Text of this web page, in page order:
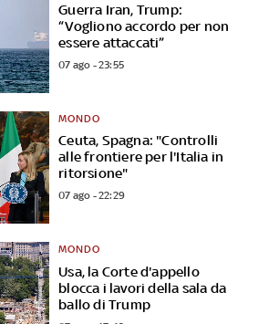
Guerra Iran, Trump:
“Vogliono accordo per non
essere attaccati”
07 ago - 23:55
Ceuta, Spagna: "Controlli
alle frontiere per l'Italia in
ritorsione"
MONDO
07 ago - 22:29
Usa, la Corte d'appello
blocca i lavori della sala da
ballo di Trump
MONDO